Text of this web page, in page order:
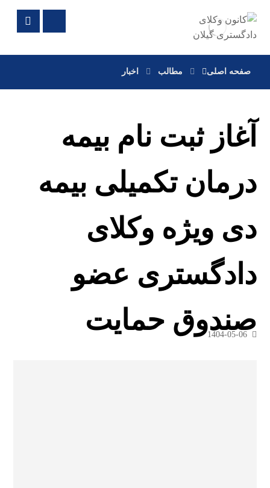
صفحه اصلی مطالب اخبار
آغاز ثبت نام بیمه
درمان تکمیلی بیمه
دی ویژه وکلای
دادگستری عضو
صندوق حمایت
1404-05-06